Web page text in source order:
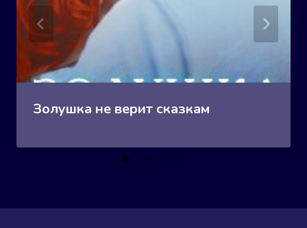
Золушка не верит сказкам